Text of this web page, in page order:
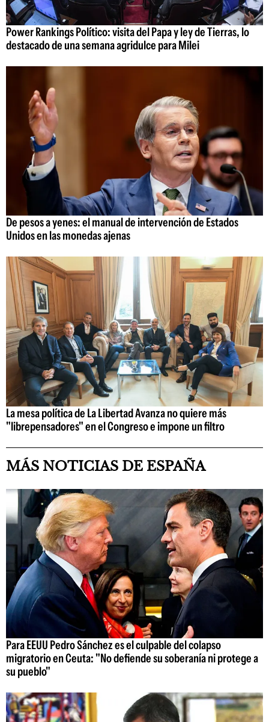
Power Rankings Político: visita del Papa y ley de Tierras, lo
destacado de una semana agridulce para Milei
De pesos a yenes: el manual de intervención de Estados
Unidos en las monedas ajenas
La mesa política de La Libertad Avanza no quiere más
"librepensadores" en el Congreso e impone un filtro
MÁS NOTICIAS DE ESPAÑA
Para EEUU Pedro Sánchez es el culpable del colapso
migratorio en Ceuta: "No defiende su soberanía ni protege a
su pueblo"